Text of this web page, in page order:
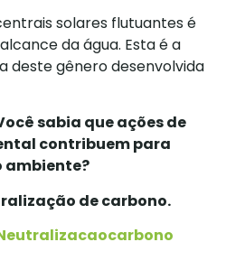
solares flutuantes é
da água. Esta é a
gênero desenvolvida
sabia que ações de
contribuem para
ambiente?
de carbono.